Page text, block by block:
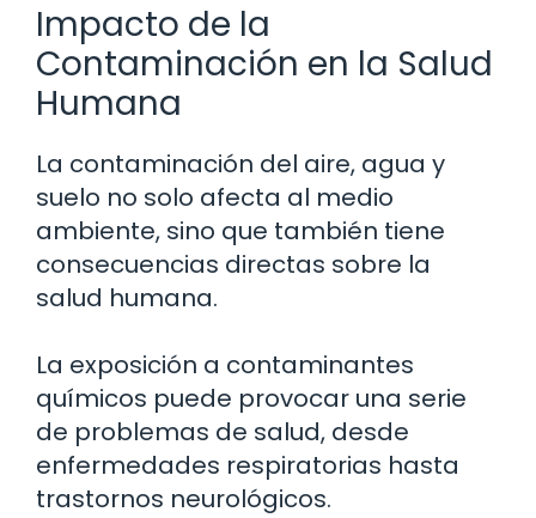
Impacto de la
Contaminación en la Salud
Humana
La contaminación del aire, agua y
suelo no solo afecta al medio
ambiente, sino que también tiene
consecuencias directas sobre la
salud humana.
La exposición a contaminantes
químicos puede provocar una serie
de problemas de salud, desde
enfermedades respiratorias hasta
trastornos neurológicos.